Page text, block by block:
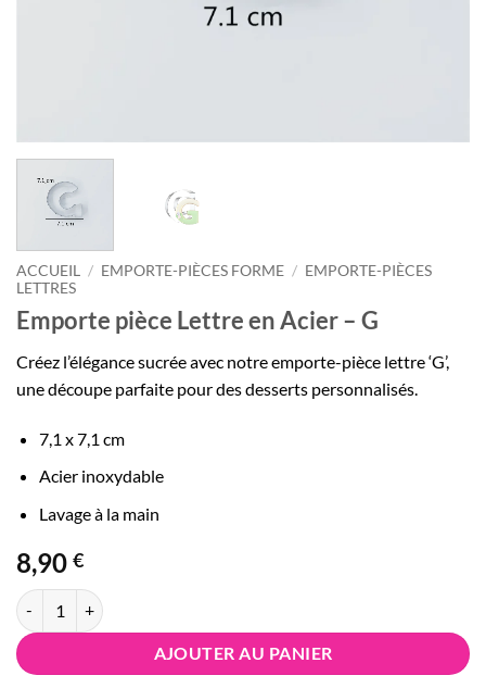
ACCUEIL / EMPORTE-PIÈCES FORME / EMPORTE-PIÈCES
LETTRES
Emporte pièce Lettre en Acier – G
Créez l’élégance sucrée avec notre emporte-pièce lettre ‘G’,
une découpe parfaite pour des desserts personnalisés.
7,1 x 7,1 cm
Acier inoxydable
Lavage à la main
8,90 €
quantité de Emporte pièce Lettre en Acier - G
AJOUTER AU PANIER